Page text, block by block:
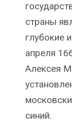
страны
глубокие
апреля
Алексея
синий.